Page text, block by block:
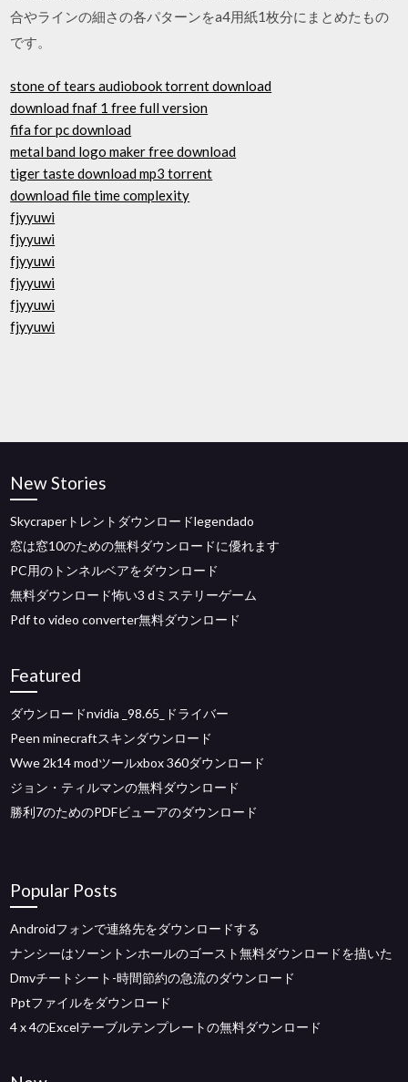
合やラインの細さの各パターンをa4用紙1枚分にまとめたもの
です。
stone of tears audiobook torrent download
download fnaf 1 free full version
fifa for pc download
metal band logo maker free download
tiger taste download mp3 torrent
download file time complexity
fjyyuwi
fjyyuwi
fjyyuwi
fjyyuwi
fjyyuwi
fjyyuwi
New Stories
Skycraperトレントダウンロードlegendado
窓は窓10のための無料ダウンロードに優れます
PC用のトンネルベアをダウンロード
無料ダウンロード怖い3 dミステリーゲーム
Pdf to video converter無料ダウンロード
Featured
ダウンロードnvidia _98.65_ドライバー
Peen minecraftスキンダウンロード
Wwe 2k14 modツールxbox 360ダウンロード
ジョン・ティルマンの無料ダウンロード
勝利7のためのPDFビューアのダウンロード
Popular Posts
Androidフォンで連絡先をダウンロードする
ナンシーはソーントンホールのゴースト無料ダウンロードを描いた
Dmvチートシート-時間節約の急流のダウンロード
Pptファイルをダウンロード
4 x 4のExcelテーブルテンプレートの無料ダウンロード